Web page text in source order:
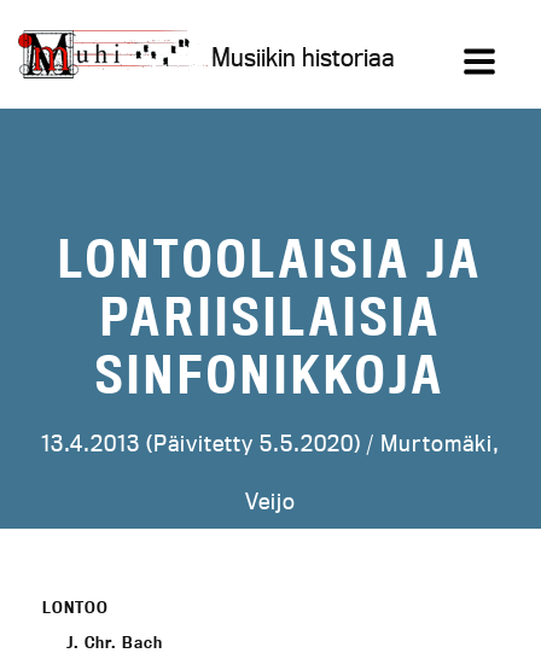
sisältöön
Musiikin historiaa
LONTOOLAISIA JA
PARIISILAISIA
SINFONIKKOJA
13.4.2013 (Päivitetty 5.5.2020) / Murtomäki,
Veijo
LONTOO
J. Chr. Bach